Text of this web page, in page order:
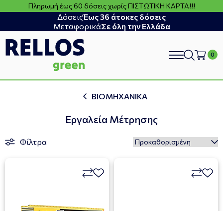
Πληρωμή έως 60 δόσεις χωρίς ΠΙΣΤΩΤΙΚΗ ΚΑΡΤΑ!!!
ΔόσειςΈως 36 άτοκες δόσεις
ΜεταφορικάΣε όλη την Ελλάδα
search
ΒΙΟΜΗΧΑΝΙΚΑ
Εργαλεία Μέτρησης
Φίλτρα